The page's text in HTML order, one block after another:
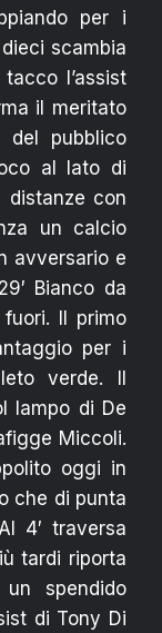
per i
scambia
l’assist
il meritato
pubblico
al lato di
distanze con
un calcio
avversario e
Bianco da
Il primo
per i
verde. Il
lampo di De
Miccoli.
oggi in
che di punta
4′ traversa
tardi riporta
spendido
di Tony Di